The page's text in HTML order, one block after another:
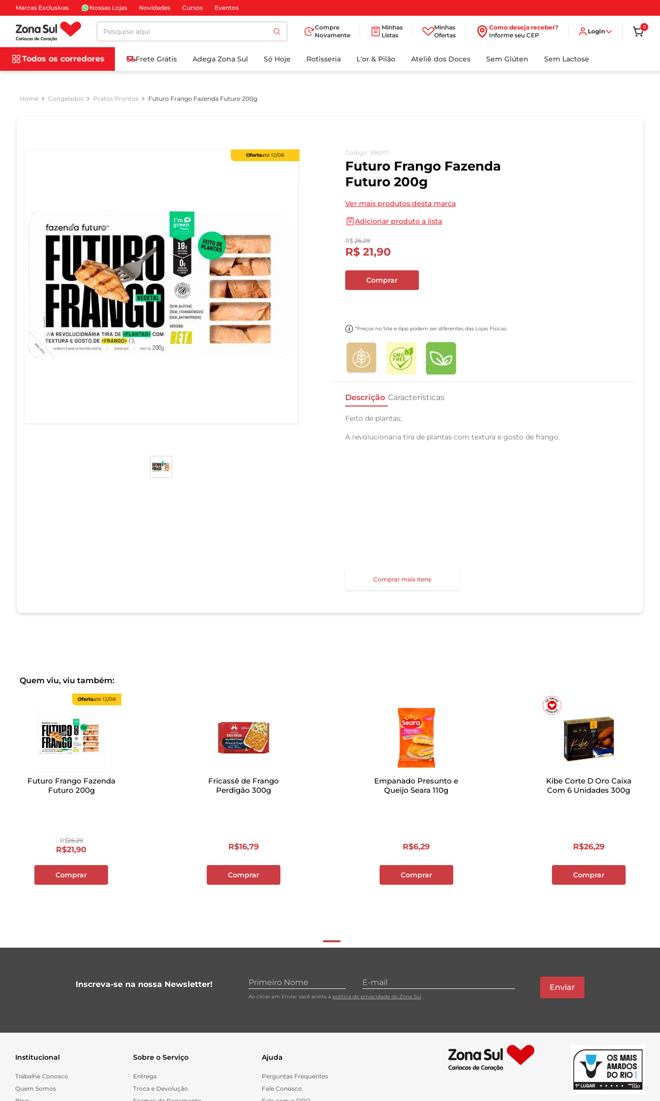
Marcas Exclusivas Nossas Lojas Novidades Cursos Eventos
Pesquise aqui
Compre
Novamente
Minhas
Listas
Minhas
Ofertas
Como deseja receber?
Informe seu CEP
Login
0
Todos os corredores Frete Grátis Adega Zona Sul Só Hoje Rotisseria L'or & Pilão Ateliê dos Doces Sem Glúten Sem Lactose
Congelados Pratos Prontos Futuro Frango Fazenda Futuro 200g
Ofertaaté12/08 Código:996971
Futuro Frango Fazenda
Futuro 200g
Ver mais produtos desta marca
Adicionar produto a lista
R$ 26,29
R$ 21,90
Comprar
*Preços no Site e App podem ser diferentes das Lojas Físicas.
Descrição Características
Feito de plantas;
A revolucionária tira de plantas com textura e gosto de frango.
Comprar mais itens
Quem viu, viu também:
Ofertaaté12/08
Futuro Frango Fazenda
Futuro 200g
R$26,29
R$21,90
Comprar
Fricassê de Frango
Perdigão 300g
R$16,79
Comprar
Empanado Presunto e
Queijo Seara 110g
R$6,29
Comprar
Kibe Corte D Oro Caixa
Com 6 Unidades 300g
R$26,29
Comprar
Inscreva-se na nossa Newsletter!
Ao clicar em Enviar você aceita a política de privacidade do Zona Sul
Enviar
Institucional
Trabalhe Conosco
Quem Somos
Sobre o Serviço
Entrega
Troca e Devolução
Ajuda
Perguntas Frequentes
Fale Conosco
BUSCADOS
6